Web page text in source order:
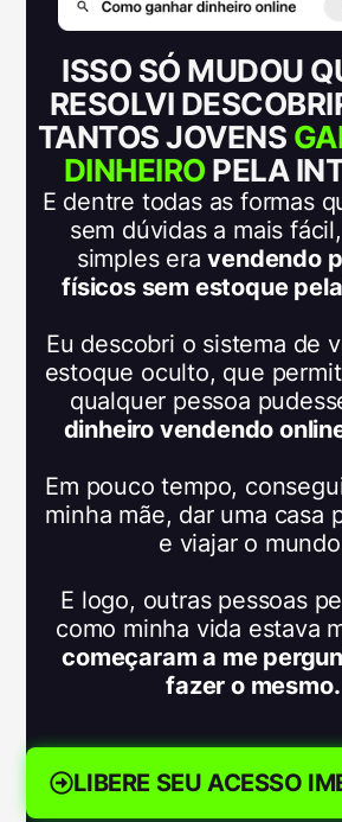
ISSO SÓ MUDOU
RESOLVI
TANTOS JOVENS
DINHEIRO PELA
E dentre todas as formas
sem dúvidas a mais
simples eravendendo
físicos sem estoque
Eu descobri o sistema de
estoque oculto, que
qualquer pessoa
dinheiro vendendo
Em pouco tempo,
minha mãe, dar uma casa
e viajar o
E logo, outras pessoas
como minha vida estava
começaram a me
fazer o mesmo.
LIBERE SEU ACESSO